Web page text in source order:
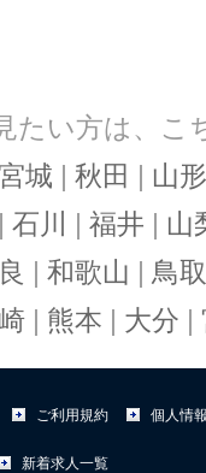
たい方は、
宮城 | 秋田 | 山形
| 石川 | 福井 | 山
| 和歌山 | 鳥取
| 熊本 | 大分 |
ご利用規約 個人情
新着求人一覧